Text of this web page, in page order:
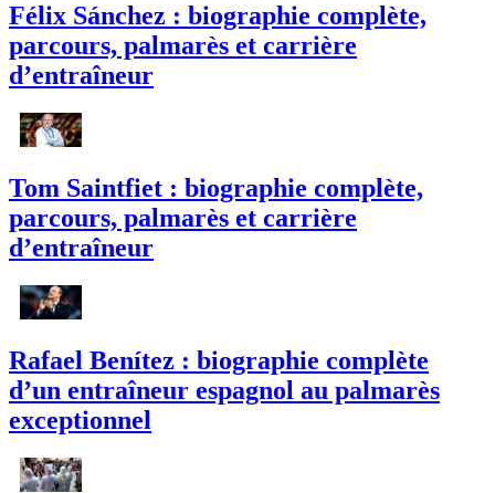
Félix Sánchez : biographie complète,
parcours, palmarès et carrière
d’entraîneur
Tom Saintfiet : biographie complète,
parcours, palmarès et carrière
d’entraîneur
Rafael Benítez : biographie complète
d’un entraîneur espagnol au palmarès
exceptionnel